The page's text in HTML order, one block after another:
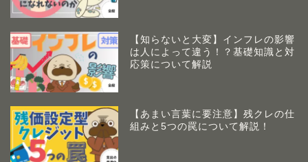
【知らないと大変】インフレの影響
は人によって違う！？基礎知識と対
応策について解説
【あまい言葉に要注意】残クレの仕
組みと5つの罠について解説！